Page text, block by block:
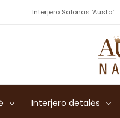
Interjero Salonas ‘Ausfa’
Interjero detalės